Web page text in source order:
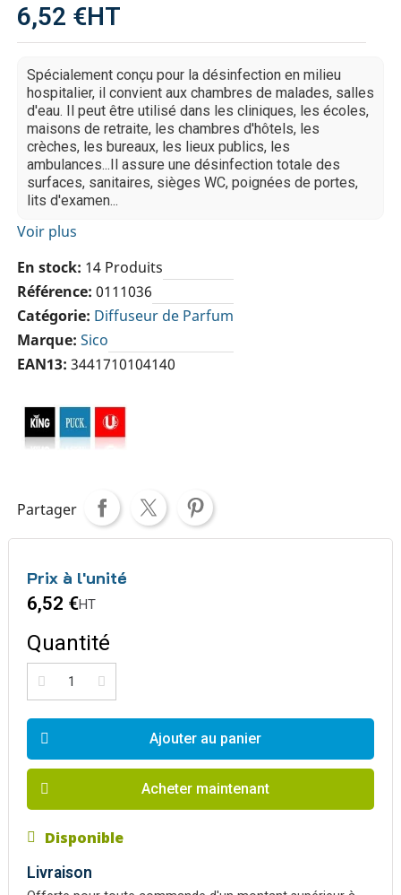
6,52 €HT
Spécialement conçu pour la désinfection en milieu
hospitalier, il convient aux chambres de malades, salles
d'eau. Il peut être utilisé dans les cliniques, les écoles,
maisons de retraite, les chambres d'hôtels, les
crèches, les bureaux, les lieux publics, les
ambulances...Il assure une désinfection totale des
surfaces, sanitaires, sièges WC, poignées de portes,
lits d'examen...
Voir plus
En stock 14 Produits
Référence 0111036
Catégorie Diffuseur de Parfum
Marque Sico
EAN13 3441710104140
Partager
Prix à l'unité
6,52 €HT
Quantité
Ajouter au panier
Acheter maintenant
Disponible
Livraison